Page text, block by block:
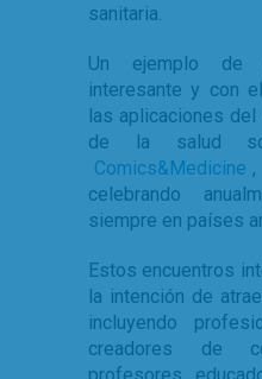
sanitaria.
Un ejemplo de
interesante y con
las aplicaciones
de la salud
Comics&Medicine
celebrando
siempre en países
Estos encuentros
la intención de
incluyendo
creadores de